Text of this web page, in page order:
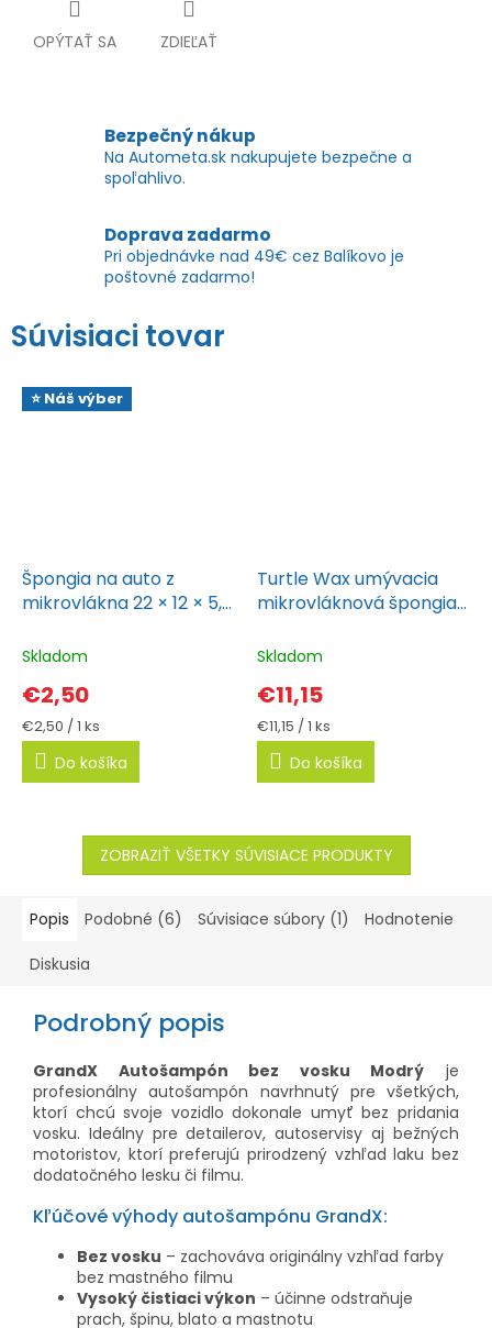
OPÝTAŤ SA ZDIEĽAŤ
Bezpečný nákup
Na Autometa.sk nakupujete bezpečne a
spoľahlivo.
Doprava zadarmo
Pri objednávke nad 49€ cez Balíkovo je
poštovné zadarmo!
Súvisiaci tovar
⭐ Náš výber
Špongia na auto z
mikrovlákna 22 × 12 × 5,5
Skladom
€2,50
Jednotková
cena:
€2,50 / 1 ks
Do košíka
Turtle Wax umývacia
mikrovláknová špongia
Skladom
€11,15
Jednotková
cena:
€11,15 / 1 ks
Do košíka
ZOBRAZIŤ VŠETKY SÚVISIACE PRODUKTY
Popis Podobné (6) Súvisiace súbory (1) Hodnotenie
Diskusia
Podrobný popis
GrandX Autošampón bez vosku Modrý je
profesionálny autošampón navrhnutý pre všetkých,
ktorí chcú svoje vozidlo dokonale umyť bez pridania
vosku. Ideálny pre detailerov, autoservisy aj bežných
motoristov, ktorí preferujú prirodzený vzhľad laku bez
dodatočného lesku či filmu.
Kľúčové výhody autošampónu GrandX:
Bez vosku – zachováva originálny vzhľad farby
bez mastného filmu
Vysoký čistiaci výkon – účinne odstraňuje
prach, špinu, blato a mastnotu